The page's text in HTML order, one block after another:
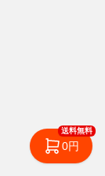
送料無料
0円